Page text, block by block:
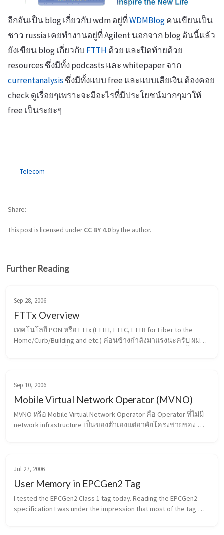
อีกอันเป็น blog เกี่ยวกับ wdm อยู่ที่WDMBlogคนเขียนเป็น
ชาว russia เคยทำงานอยู่ที่ Agilent นอกจาก blog อันนี้แล้ว
ยังเขียน blog เกี่ยวกับ FTTH ด้วย และปิดท้ายด้วย
resources ซึ่งมีทั้ง podcasts และ whitepaper จาก
currentanalysisซึ่งมีทั้งแบบ free และแบบเสียเงิน ต้องคอย
check ดูเรื่อยๆเพราะจะมีอะไรที่มีประโยชน์มากๆมาให้
free เป็นระยะๆ
Telecom
This post is licensed underCC BY 4.0by the author.
Share
Further Reading
Sep 28, 2006
FTTx Overview
เทคโนโลยี PON หรือ FTTx (FTTH, FTTC, FTTB for Fiber to the
Home/Curb/Building and etc.) ค่อนข้างกำลังมาแรงนะครับ ผม
Sep 10, 2006
Mobile Virtual Network Operator (MVNO)
MVNO หรือ Mobile Virtual Network Operator คือ Operator ที่ไม่มี
network infrastructure เป็นของตัวเองแต่อาศัยโครงข่ายของ
Jul 27, 2006
User Memory in EPCGen2 Tag
I tested the EPCGen2 Class 1 tag today. Reading the EPCGen2
specification I was under the impression that most of the tag